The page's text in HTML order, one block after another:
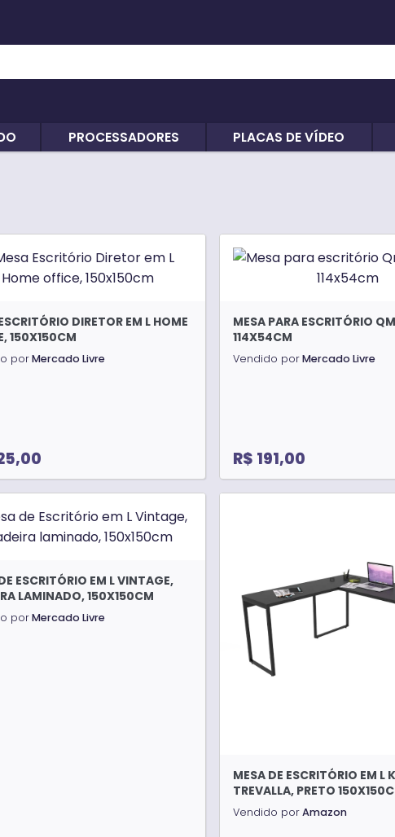
PROCESSADORES PLACAS DE VÍDEO
DIRETOR EM L HOME
150X150CM
porMercado Livre
MESA PARA ESCRITÓRIO
114X54CM
Vendido porMercado Livre
R$ 191,00
ESCRITÓRIO EM L VINTAGE,
LAMINADO, 150X150CM
porMercado Livre
MESA DE ESCRITÓRIO EM L
TREVALLA, PRETO
Vendido porAmazon